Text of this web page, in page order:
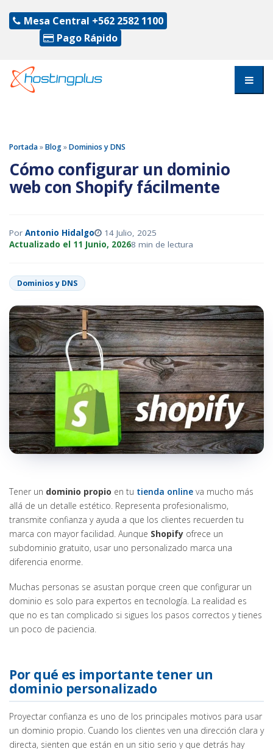
Mesa Central +562 2582 1100
Pago Rápido
Portada»Blog»Dominios y DNS
Cómo configurar un dominio
web con Shopify fácilmente
Por Antonio Hidalgo
14 Julio, 2025
Actualizado el 11 Junio, 20268 min de lectura
Dominios y DNS
Tener un dominio propio en tu tienda online va mucho más
allá de un detalle estético. Representa profesionalismo,
transmite confianza y ayuda a que los clientes recuerden tu
marca con mayor facilidad. Aunque Shopify ofrece un
subdominio gratuito, usar uno personalizado marca una
diferencia enorme.
Muchas personas se asustan porque creen que configurar un
dominio es solo para expertos en tecnología. La realidad es
que no es tan complicado si sigues los pasos correctos y tienes
un poco de paciencia.
Por qué es importante tener un
dominio personalizado
Proyectar confianza es uno de los principales motivos para usar
un dominio propio. Cuando los clientes ven una dirección clara y
directa, sienten que están en un sitio serio y que detrás hay